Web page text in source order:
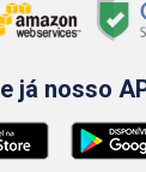
já nosso